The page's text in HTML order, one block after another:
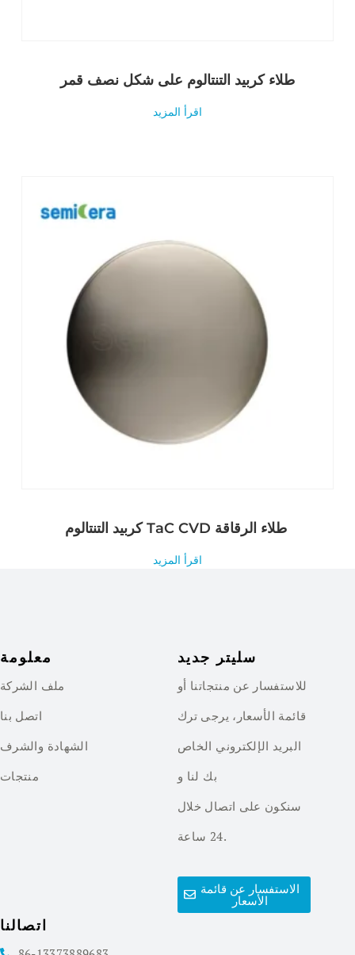
طلاء كربيد التنتالوم على شكل نصف قمر
اقرأ المزيد
كربيد التنتالوم TaC CVD طلاء الرقاقة
اقرأ المزيد
معلومة
ملف الشركة
اتصل بنا
الشهادة والشرف
منتجات
سليتر جديد
للاستفسار عن منتجاتنا أو
قائمة الأسعار، يرجى ترك
البريد الإلكتروني الخاص
بك لنا و
سنكون على اتصال خلال
24 ساعة.
الاستفسار عن قائمة
الأسعار
اتصالنا